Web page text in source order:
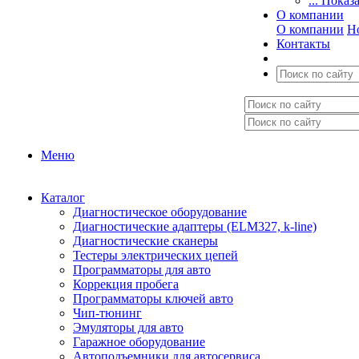
О компании
О компании
Контакты
Меню
Каталог
Диагностическое оборудование
Диагностические адаптеры (ELM327, k-line)
Диагностические сканеры
Тестеры электрических цепей
Программаторы для авто
Коррекция пробега
Программаторы ключей авто
Чип-тюнинг
Эмуляторы для авто
Гаражное оборудование
Автоподъемники для автосервиса